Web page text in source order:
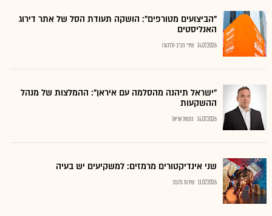
"הביצועים מטורפים": הושקה תעודת הסל של אתר דירוג
האנליסטים
14.07.2026 שירי חביב-ולדהורן
"ישראל תיהנה מהסלמה עם איראן": ההמלצות של מנהל
ההשקעות
14.07.2026 נתנאל אריאל
שני אינדיקטורים מרמזים: למשקיעים יש בעיה
11.07.2026 שירות גלובס